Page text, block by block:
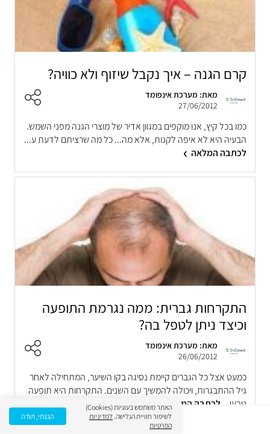
קרם הגנה – איך נקבל שיזוף ולא כוויה?
מאת: מערכת אינפומד
27/06/2012
כמו בכל קיץ, אנו מוקפים במגוון אדיר של מוצרי הגנה מפני השמש.
הבעיה היא לא איפה לקנות, אלא מה... כל מה שרציתם לדעת ע...
לכתבה המלאה
התקרחות גברית: ממה נגרמת התופעה
וכיצד ניתן לטפל בה?
מאת: מערכת אינפומד
26/06/2012
כמעט אצל כל הגברים קיימת נסיגה בקו השיער, המתחילה לאחר
גיל ההתבגרות, ויכולה להמשיך עם השנים. התקרחות היא תופעה
טבעי... לכתבה המלאה
האתר משתמש בעוגיות (Cookies)
לשיפור חוויית הגלישה. למדיניות
הפרטיות
הבנתי, תודה